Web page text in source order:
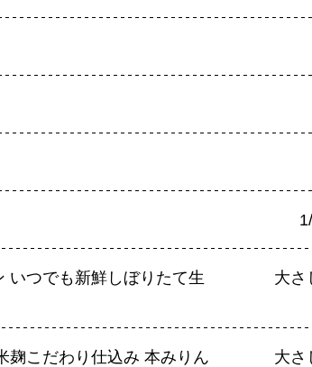
いつでも新鮮しぼりたて生
大さ
麹こだわり仕込み 本みりん 大さ